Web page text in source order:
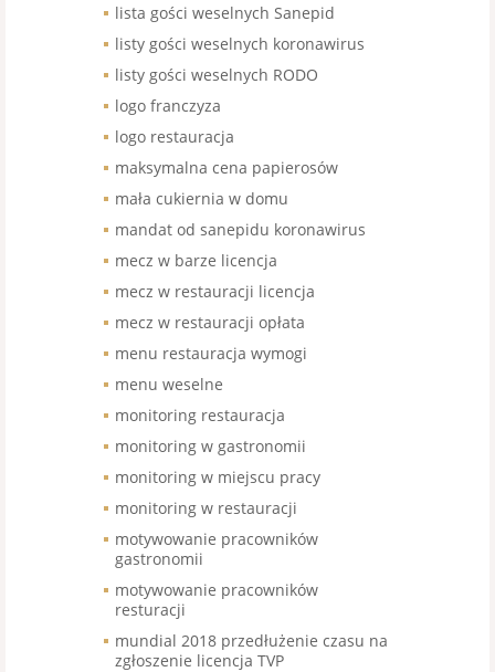
lista gości weselnych Sanepid
listy gości weselnych koronawirus
listy gości weselnych RODO
logo franczyza
logo restauracja
maksymalna cena papierosów
mała cukiernia w domu
mandat od sanepidu koronawirus
mecz w barze licencja
mecz w restauracji licencja
mecz w restauracji opłata
menu restauracja wymogi
menu weselne
monitoring restauracja
monitoring w gastronomii
monitoring w miejscu pracy
monitoring w restauracji
motywowanie pracowników
gastronomii
motywowanie pracowników
resturacji
mundial 2018 przedłużenie czasu na
zgłoszenie licencja TVP